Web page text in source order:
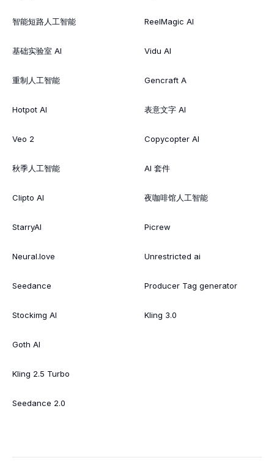
智能短路人工智能
基础实验室 AI
重制人工智能
Hotpot AI
Veo 2
秋季人工智能
Clipto AI
StarryAI
Neural.love
Seedance
Stockimg AI
Goth AI
Kling 2.5 Turbo
Seedance 2.0
ReelMagic AI
Vidu AI
Gencraft A
表意文字 AI
Copycopter AI
AI 套件
夜咖啡馆人工智能
Picrew
Unrestricted ai
Producer Tag generator
Kling 3.0